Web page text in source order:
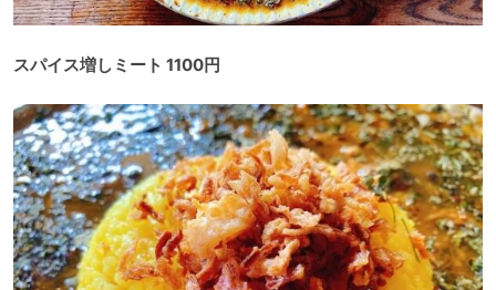
スパイス増しミート 1100円